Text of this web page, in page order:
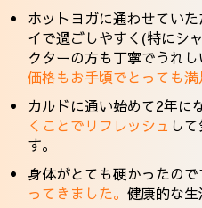
ホットヨガに通わせてい
イで過ごしやすく(特にシ
クターの方も丁寧でうれ
価格もお手頃でとっても満
カルドに通い始めて2年に
くことでリフレッシュ し
す。
身体がとても硬かったの
ってきました。健康的な生